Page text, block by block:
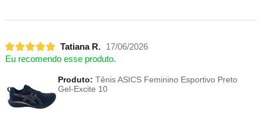
Tatiana R.
17/06/2026
Eu recomendo esse produto.
Produto: Tênis ASICS Feminino Esportivo Preto
Gel-Excite 10